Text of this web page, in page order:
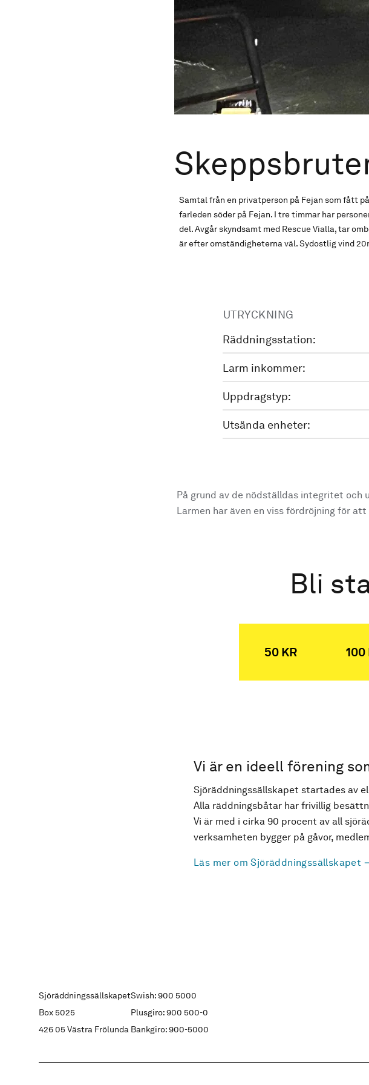
Samtal från en privatperson på Fejan som fått
farleden söder på Fejan. I tre timmar har
del. Avgår skyndsamt med Rescue Vialla, tar
är efter omständigheterna väl. Sydostlig vind
UTRYCKNING
Räddningsstation:
Larm inkommer:
Uppdragstyp:
Utsända enheter:
På grund av de nödställdas integritet och
Larmen har även en viss fördröjning för
Bli
50 KR 100
Vi är en ideell förening
Sjöräddningssällskapet startades av
Alla räddningsbåtar har frivillig
Vi är med i cirka 90 procent av all
verksamheten bygger på gåvor,
Läs mer om Sjöräddningssällskapet
Sjöräddningssällskapet
Box 5025
426 05 Västra Frölunda
Swish: 900 5000
Plusgiro: 900 500-0
Bankgiro: 900-5000